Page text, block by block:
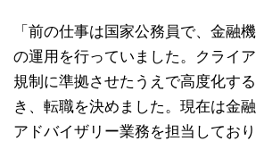
「前の仕事は国家公務員で、金融
の運用を行っていました。クライ
規制に準拠させたうえで高度化す
き、転職を決めました。現在は金
アドバイザリー業務を担当してお